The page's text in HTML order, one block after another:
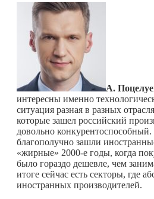
А.
интересны именно
ситуация разная в разных
которые зашел российский
довольно конкурентоспособный.
благополучно зашли
«жирные» 2000-е годы, когда
было гораздо дешевле, чем
итоге сейчас есть секторы, где
иностранных производителей.